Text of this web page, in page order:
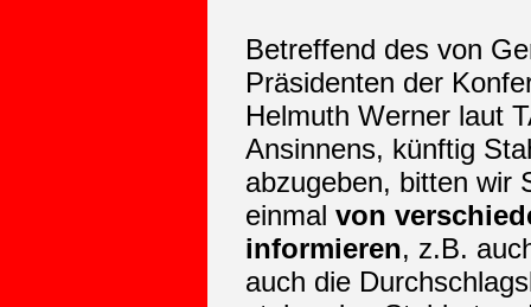
Betreffend des von
Präsidenten der
Helmuth Werner laut
Ansinnens, künftig
abzugeben, bitten wir
einmal von
informieren, z.B.
auch die